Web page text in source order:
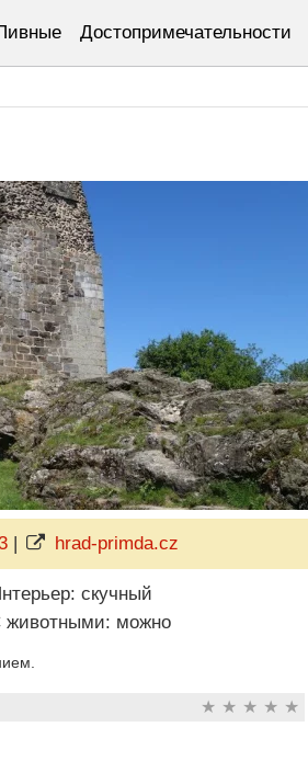
Достопримечательности
| hrad-primda.cz
скучный
животными: можно
★ ★ ★ ★ ★